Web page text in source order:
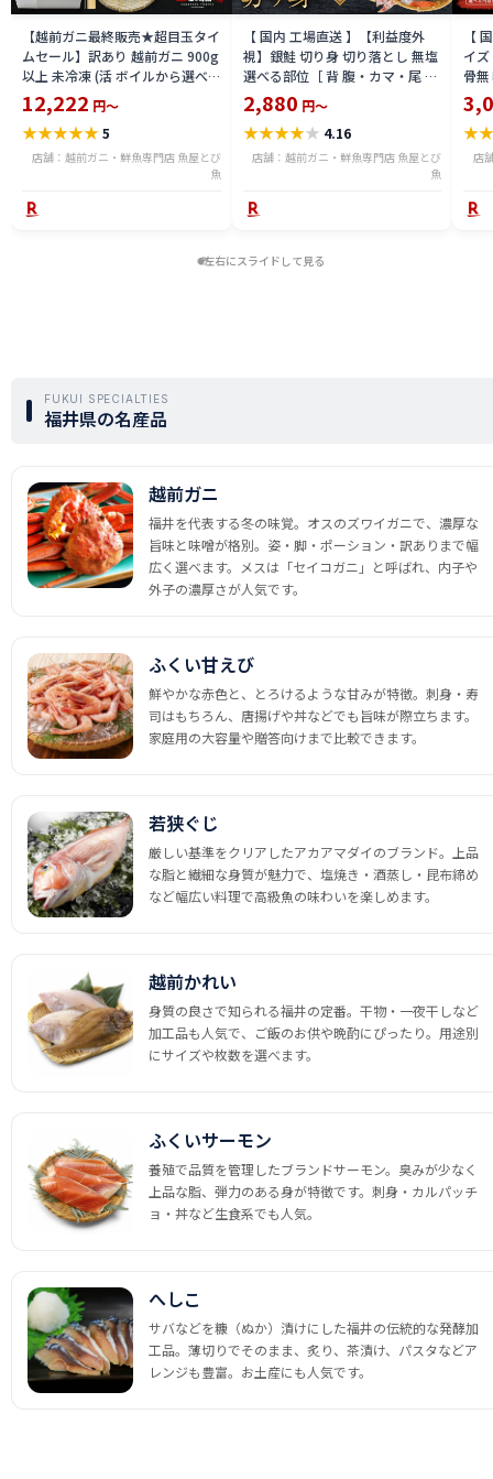
【越前ガニ最終販売★超目玉タイ
ムセール】訳あり 越前ガニ 900g
以上 未冷凍 (活 ボイルから選べ
る) 福井県産 国産 産地直送 脚折
れ 訳ありカニ 越前がに ズワイガ
ニ 越前 かに 送料無料 etz-900w
12,222 円～
★★★★★5
店舗：越前ガニ・鮮魚専門店 魚屋とび
魚
【 国内 工場直送 】【利益度外
視】銀鮭 切り身 切り落とし 無塩
選べる部位［ 背 腹・カマ・尾 ］
600g〜2.4kg 骨取り・骨無し 骨
あり 切り落とし 骨取り・骨無し
切身 ses2301-12ka
2,880 円～
★★★★★ 4.16
店舗：越前ガニ・鮮魚専門店 魚屋とび
魚
【
イ
骨
(真
ライ
★
店
左右にスライドして見る
FUKUI SPECIALTIES
福井県の名産品
越前ガニ
福井を代表する冬の味覚。オスのズワイガニで、濃厚な
旨味と味噌が格別。姿・脚・ポーション・訳ありまで幅
広く選べます。メスは「セイコガニ」と呼ばれ、内子や
外子の濃厚さが人気です。
ふくい甘えび
鮮やかな赤色と、とろけるような甘みが特徴。刺身・寿
司はもちろん、唐揚げや丼などでも旨味が際立ちます。
家庭用の大容量や贈答向けまで比較できます。
若狭ぐじ
厳しい基準をクリアしたアカアマダイのブランド。上品
な脂と繊細な身質が魅力で、塩焼き・酒蒸し・昆布締め
など幅広い料理で高級魚の味わいを楽しめます。
越前かれい
身質の良さで知られる福井の定番。干物・一夜干しなど
加工品も人気で、ご飯のお供や晩酌にぴったり。用途別
にサイズや枚数を選べます。
ふくいサーモン
養殖で品質を管理したブランドサーモン。臭みが少なく
上品な脂、弾力のある身が特徴です。刺身・カルパッチ
ョ・丼など生食系でも人気。
へしこ
サバなどを糠（ぬか）漬けにした福井の伝統的な発酵加
工品。薄切りでそのまま、炙り、茶漬け、パスタなどア
レンジも豊富。お土産にも人気です。